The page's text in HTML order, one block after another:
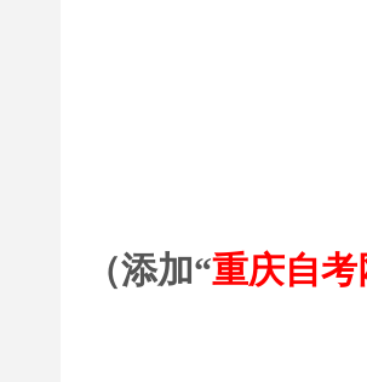
（添加“重庆自考